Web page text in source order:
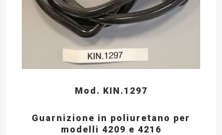
Mod. KIN.1297
Guarnizione in poliuretano per
modelli 4209 e 4216